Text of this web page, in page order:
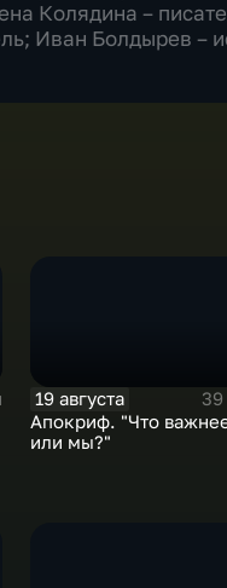
Колядина –
Иван Болдырев –
19 августа
Апокриф. "Что
или мы?"